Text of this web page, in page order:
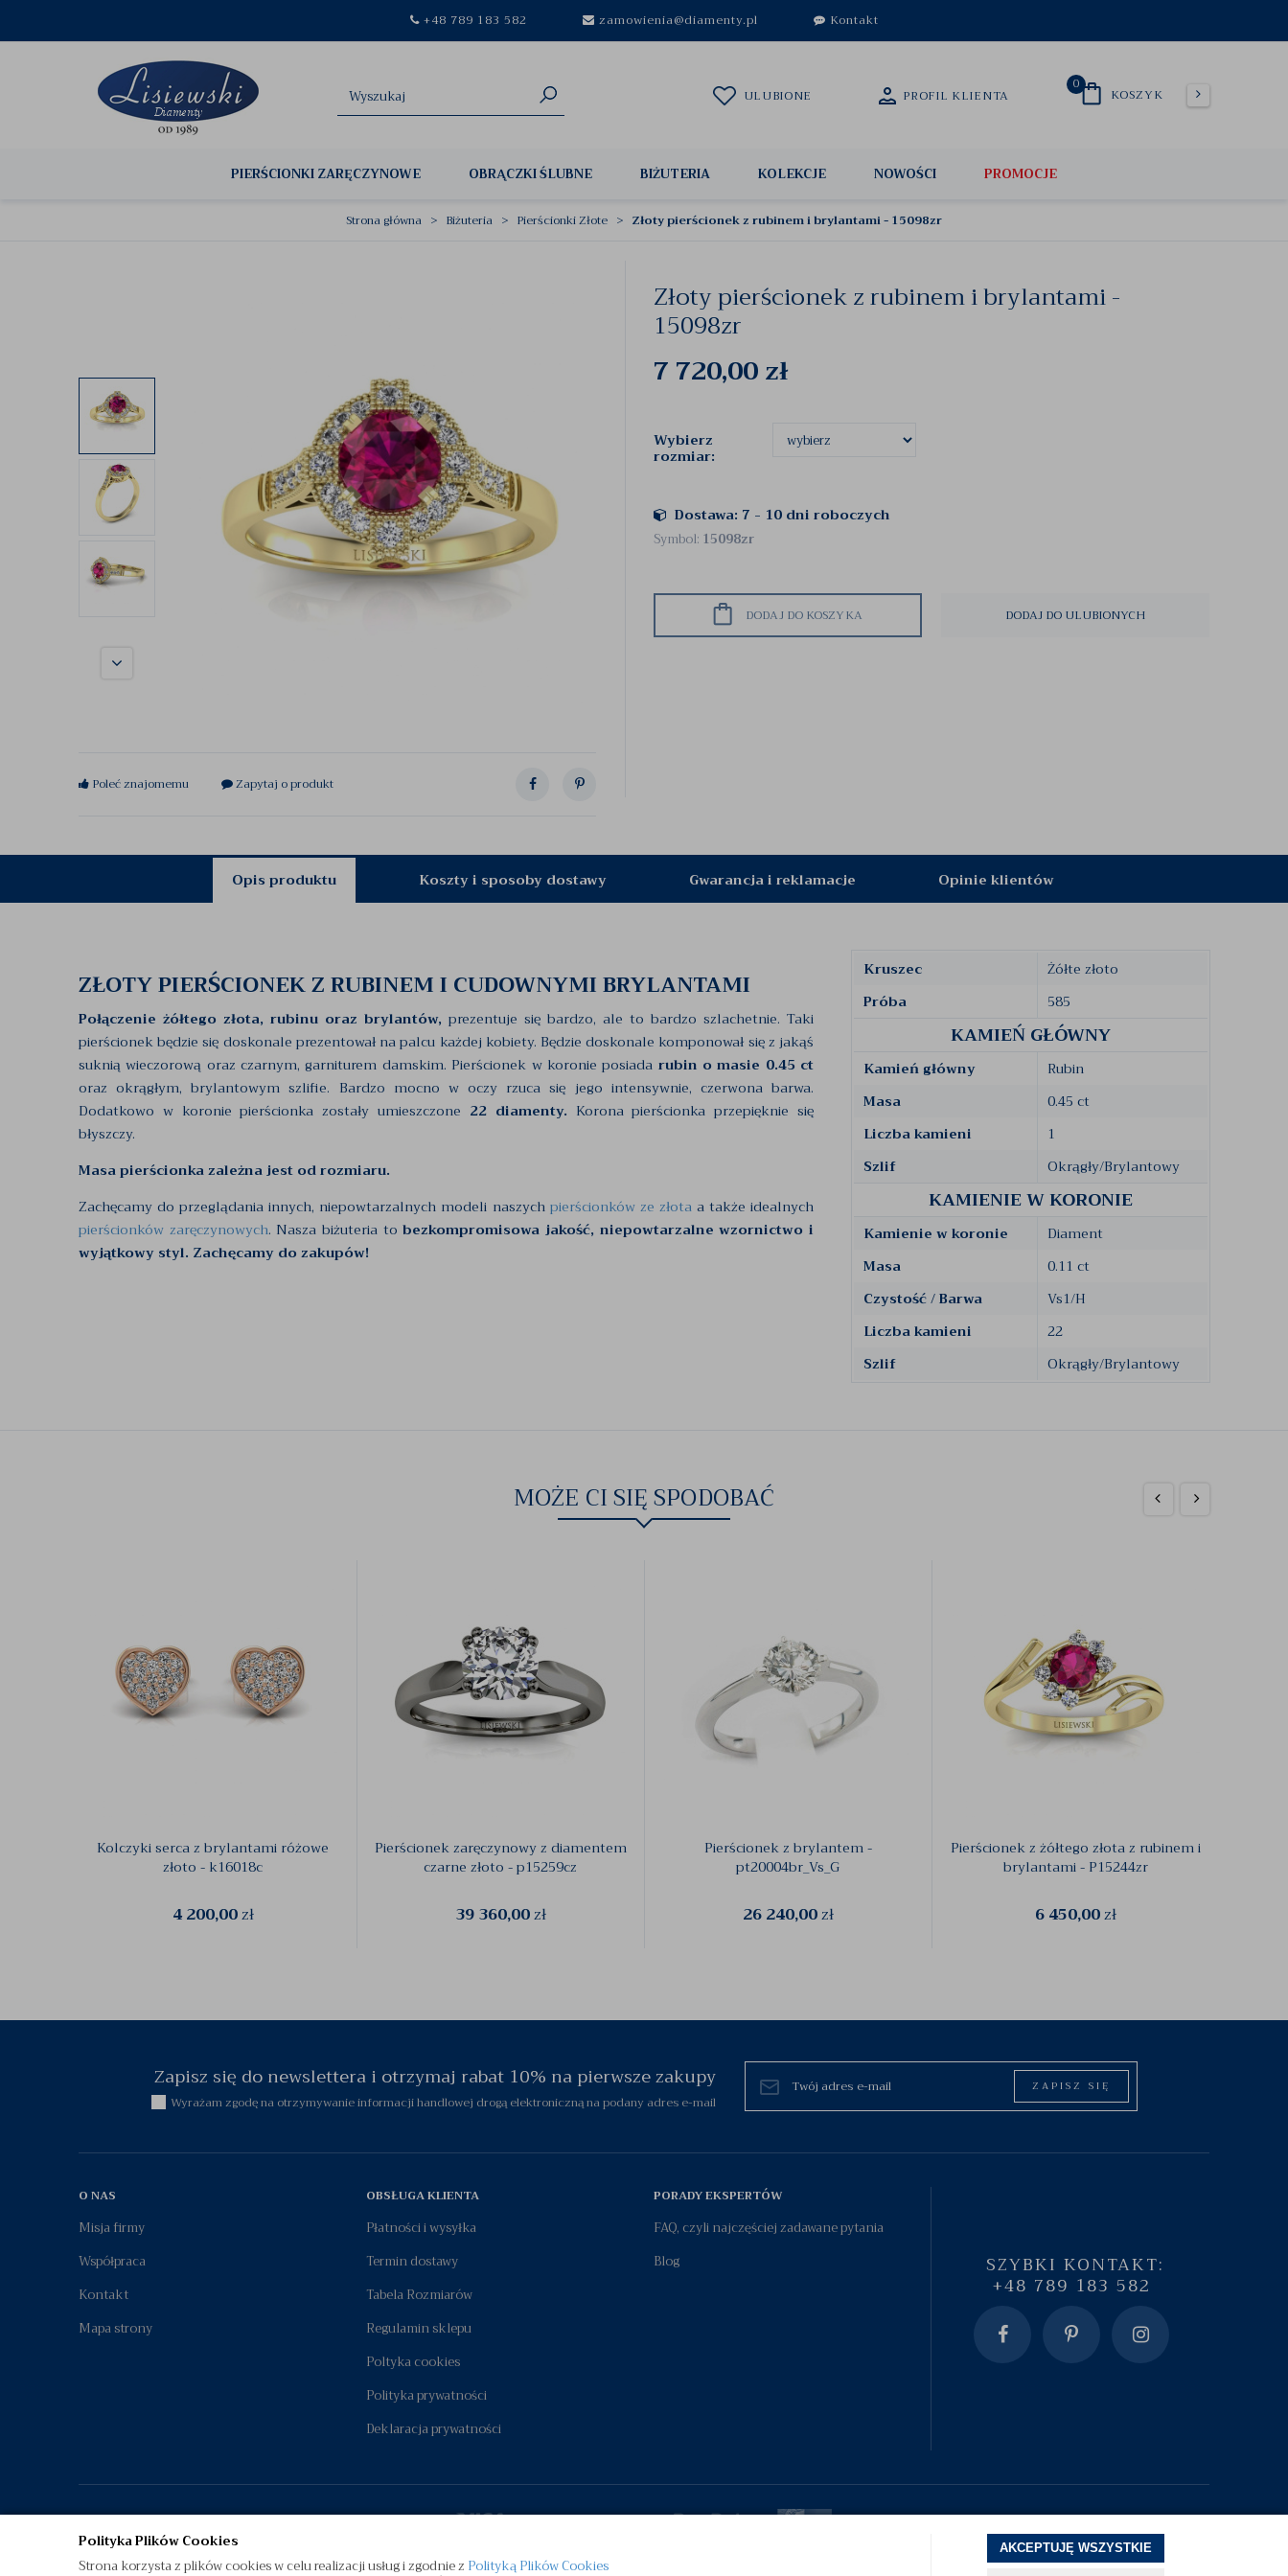
Polityka Plików Cookies
Strona korzysta z plików cookies w celu realizacji usług i zgodnie z Polityką Plików Cookies
AKCEPTUJĘ WSZYSTKIE
+48 789 183 582 zamowienia@diamenty.pl Kontakt
0
KOSZYK
ULUBIONE PROFIL KLIENTA
PIERŚCIONKI ZARĘCZYNOWE OBRĄCZKI ŚLUBNE BIŻUTERIA KOLEKCJE NOWOŚCI PROMOCJE
Strona główna Biżuteria Pierścionki Złote Złoty pierścionek z rubinem i brylantami - 15098zr
Poleć znajomemu Zapytaj o produkt
Złoty pierścionek z rubinem i brylantami -
15098zr
7 720,00zł
Wybierz
rozmiar:
Dostawa: 7 - 10 dni roboczych
Symbol: 15098zr
DODAJ DO KOSZYKA DODAJ DO ULUBIONYCH
Opis produktu Koszty i sposoby dostawy Gwarancja i reklamacje Opinie klientów
ZŁOTY PIERŚCIONEK Z RUBINEM I CUDOWNYMI BRYLANTAMI
Połączenie żółtego złota, rubinu oraz brylantów, prezentuje się bardzo, ale to bardzo szlachetnie. Taki
pierścionek będzie się doskonale prezentował na palcu każdej kobiety. Będzie doskonale komponował się z jakąś
suknią wieczorową oraz czarnym, garniturem damskim. Pierścionek w koronie posiada rubin o masie 0.45 ct
oraz okrągłym, brylantowym szlifie. Bardzo mocno w oczy rzuca się jego intensywnie, czerwona barwa.
Dodatkowo w koronie pierścionka zostały umieszczone 22 diamenty. Korona pierścionka przepięknie się
błyszczy.
Masa pierścionka zależna jest od rozmiaru.
Zachęcamy do przeglądania innych, niepowtarzalnych modeli naszych pierścionków ze złotaa także idealnych
pierścionków zaręczynowych. Nasza biżuteria tobezkompromisowa jakość, niepowtarzalne wzornictwo i
wyjątkowy styl. Zachęcamy do zakupów!
Kruszec
Żółte złoto
Próba
585
KAMIEŃ GŁÓWNY
Kamień główny
Rubin
Masa
0.45 ct
Liczba kamieni
1
Szlif
Okrągły/Brylantowy
KAMIENIE W KORONIE
Kamienie w koronie
Diament
Masa
0.11 ct
Czystość / Barwa
Vs1/H
Liczba kamieni
22
Szlif
Okrągły/Brylantowy
MOŻE CI SIĘ SPODOBAĆ
Kolczyki serca z brylantami różowe
złoto - k16018c
4 200,00zł
Pierścionek zaręczynowy z diamentem
czarne złoto - p15259cz
39 360,00zł
Pierścionek z brylantem -
pt20004br_Vs_G
26 240,00zł
Pierścionek z żółtego złota z rubinem i
brylantami - P15244zr
6 450,00zł
Zapisz się do newslettera i otrzymaj rabat 10% na pierwsze zakupy
Wyrażam zgodę na otrzymywanie informacji handlowej drogą elektroniczną na podany adres e-mail
ZAPISZ SIĘ
O NAS
Misja firmy
Współpraca
Kontakt
Mapa strony
OBSŁUGA KLIENTA
Płatności i wysyłka
Termin dostawy
Tabela Rozmiarów
Regulamin sklepu
Poltyka cookies
Polityka prywatności
Deklaracja prywatności
PORADY EKSPERTÓW
FAQ, czyli najczęściej zadawane pytania
Blog
SZYBKI KONTAKT:
+48 789 183 582